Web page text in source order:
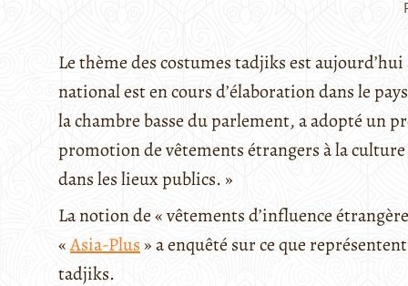
Le thème des costumes tadjiks est
national est en cours d’élaboration dans le
la chambre basse du parlement, a adopté un
promotion de vêtements étrangers à la
dans les lieux publics. »
La notion de « vêtements d’influence
«Asia-Plus » a enquêté sur ce que
tadjiks.